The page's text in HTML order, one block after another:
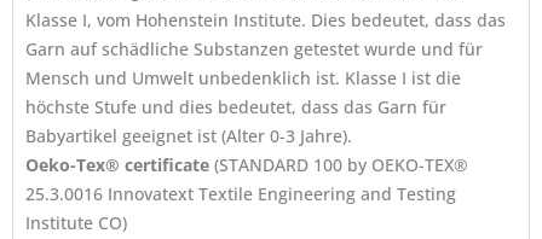
Klasse I, vom Hohenstein Institute. Dies bedeutet, dass das
Garn auf schädliche Substanzen getestet wurde und für
Mensch und Umwelt unbedenklich ist. Klasse I ist die
höchste Stufe und dies bedeutet, dass das Garn für
Babyartikel geeignet ist (Alter 0-3 Jahre).
Oeko-Tex® certificate (STANDARD 100 by OEKO-TEX®
25.3.0016 Innovatext Textile Engineering and Testing
Institute CO)